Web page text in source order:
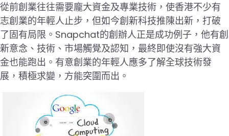
從前創業往往需要龐大資金及專業技術，使香港不少有
志創業的年輕人止步，但如今創新科技推陳出新，打破
了固有局限。Snapchat的創辦人正是成功例子，他有創
新意念、技術、市場觸覺及認知，最終即使沒有強大資
金也能跑出。有意創業的年輕人應多了解全球技術發
展，積極求變，方能突圍而出。